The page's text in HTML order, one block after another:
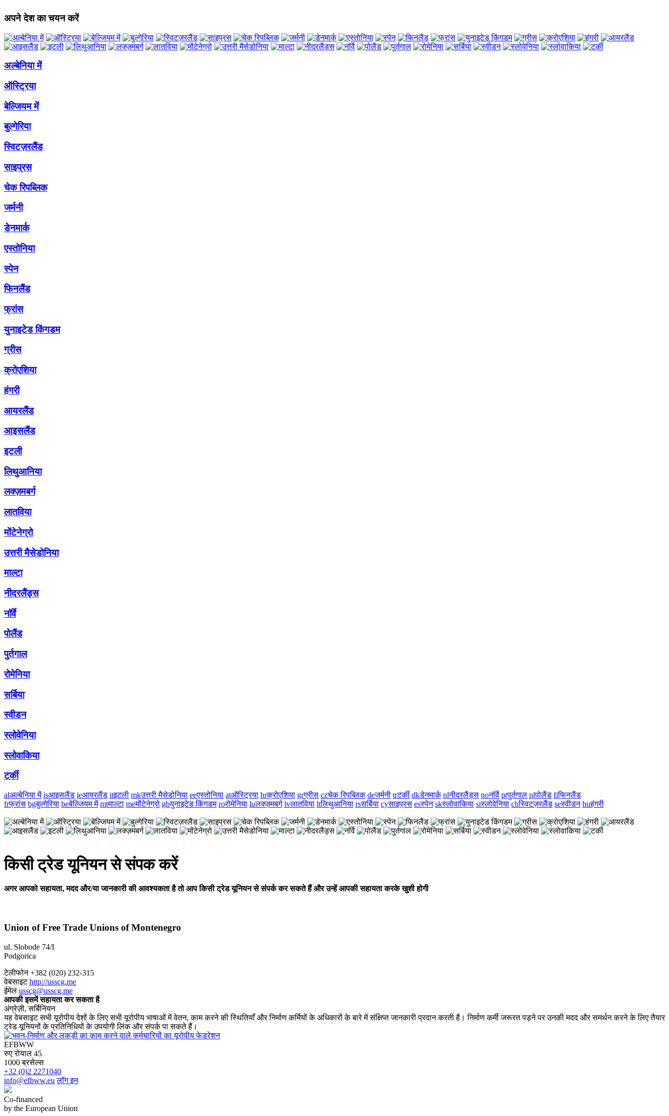
अपने देश का चयन करें
अल्बेनिया में
ऑस्ट्रिया
बेल्जियम में
बुल्गेरिया
स्विटज़रलैंड
साइप्रस
चेक रिपब्लिक
जर्मनी
डेनमार्क
एस्तोनिया
स्पेन
फिनलैंड
फ्रांस
युनाइटेड किंगडम
ग्रीस
क्रोएशिया
हंगरी
आयरलैंड
आइसलैंड
इटली
लिथुआनिया
लक्ज़मबर्ग
लातविया
मोंटेनेग्रो
उत्तरी मैसेडोनिया
माल्टा
नीदरलैंड्स
नॉर्वे
पोलैंड
पुर्तगाल
रोमेनिया
सर्बिया
स्वीडन
स्लोवेनिया
स्लोवाकिया
टर्की
alअल्बेनिया में isआइसलैंड ieआयरलैंड itइटली mkउत्तरी मैसेडोनिया eeएस्तोनिया atऑस्ट्रिया hrक्रोएशिया grग्रीस czचेक रिपब्लिक deजर्मनी trटर्की dkडेनमार्क nlनीदरलैंड्स noनॉर्वे ptपुर्तगाल plपोलैंड fiफिनलैंड
frफ्रांस bgबुल्गेरिया beबेल्जियम में mtमाल्टा meमोंटेनेग्रो gbयुनाइटेड किंगडम roरोमेनिया luलक्ज़मबर्ग lvलातविया ltलिथुआनिया rsसर्बिया cyसाइप्रस esस्पेन skस्लोवाकिया siस्लोवेनिया chस्विटज़रलैंड seस्वीडन huहंगरी
किसी ट्रेड यूनियन से संपक करें
अगर आपको सहायता, मदद और/या जानकारी की आवश्यकता है तो आप किसी ट्रेड यूनियन से संपर्क कर सकते हैं और उन्हें आपकी सहायता करके खुशी होगी
Union of Free Trade Unions of Montenegro
ul. Slobode 74/I
Podgorica
टेलीफोन +382 (020) 232-315
वेबसाइटhttp://usscg.me
ईमेल usscg@usscg.me
आपकी इसमें सहायता कर सकता है
अंग्रेज़ी, सर्बिनियन
यह वेबसाइट सभी यूरोपीय देशों के लिए सभी यूरोपीय भाषाओं में वेतन, काम करने की स्थितियाँ और निर्माण कर्मियों के अधिकारों के बारे में संक्षिप्त जानकारी प्रदान करती है। निर्माण कर्मी जरूरत पड़ने पर उनकी मदद और समर्थन करने के लिए तैयार
ट्रेड यूनियनों के प्रतिनिधियों के उपयोगी लिंक और संपर्क पा सकते हैं।
EFBWW
रुए रोयाल 45
1000 ब्रसेल्स
+32 (0)2 2271040
info@efbww.eu लॉग इन
Co-financed
by the European Union